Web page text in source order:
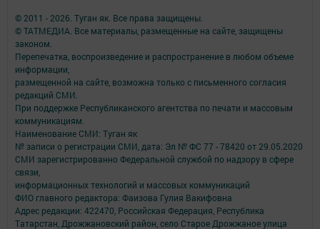
© 2011 - 2026. Туган як. Все права защищены.
© ТАТМЕДИА. Все материалы, размещенные на сайте, защищены
законом.
Перепечатка, воспроизведение и распространение в любом объеме
информации,
размещенной на сайте, возможна только с письменного согласия
редакций СМИ.
При поддержке Республиканского агентства по печати и массовым
коммуникациям.
Наименование СМИ: Туган як
№ записи о регистрации СМИ, дата: Эл № ФС 77 - 78420 от 29.05.2020
СМИ зарегистрированно Федеральной службой по надзору в сфере
связи,
информационных технологий и массовых коммуникаций
ФИО главного редактора: Фаизова Гулия Вакифовна
Адрес редакции: 422470, Российская Федерация, Республика
Татарстан, Дрожжановский район, село Старое Дрожжаное улица